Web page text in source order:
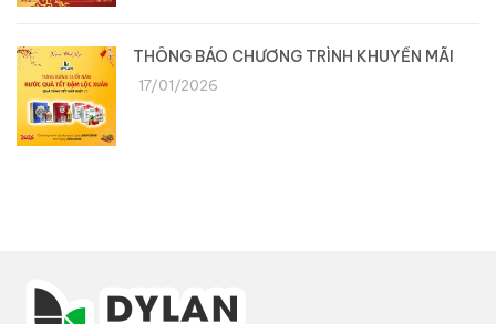
THÔNG BÁO CHƯƠNG TRÌNH KHUYẾN MÃI
17/01/2026